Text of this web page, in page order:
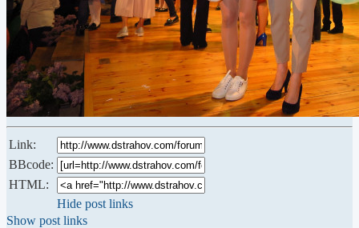
Link:
BBcode:
HTML:
Hide post links
Show post links